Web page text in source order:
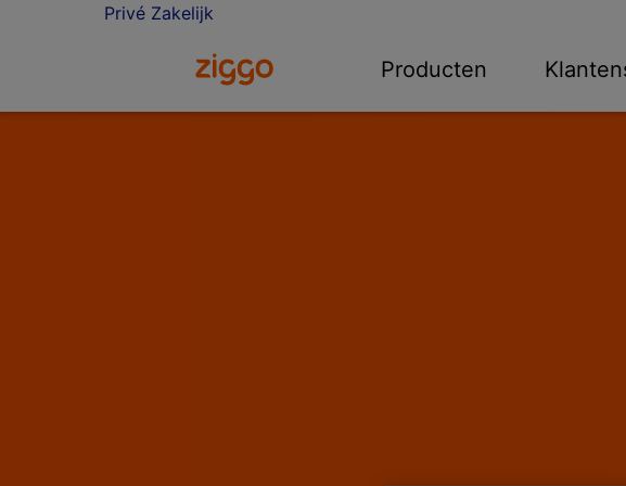
Privé Zakelijk
Ga naar de Ziggo homepageProducten